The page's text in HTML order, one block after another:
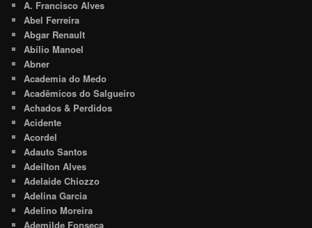
A. Francisco Alves
Abel Ferreira
Abgar Renault
Abílio Manoel
Abner
Academia do Medo
Acadêmicos do Salgueiro
Achados & Perdidos
Acidente
Acordel
Adauto Santos
Adeilton Alves
Adelaide Chiozzo
Adelina Garcia
Adelino Moreira
Ademilde Fonseca